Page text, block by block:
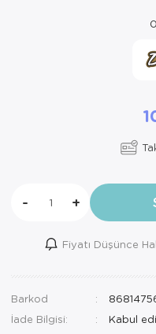
0
- +
Fiyatı Düşünce
Barkod
İade Bilgisi: